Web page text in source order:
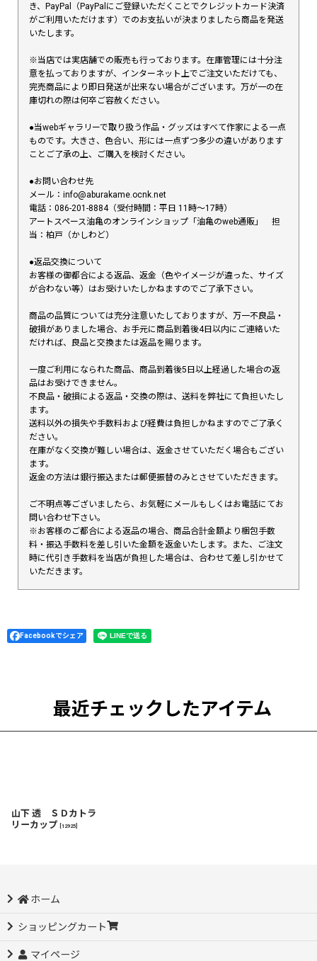
き、PayPal（PayPalにご登録いただくことでクレジットカード決済
がご利用いただけます）でのお支払いが決まりましたら商品を発送
いたします。
※当店では実店舗での販売も行っております。在庫管理には十分注
意を払っておりますが、インターネット上でご注文いただけても、
完売商品により即日発送が出来ない場合がございます。万が一の在
庫切れの際は何卒ご容赦ください。
●当webギャラリーで取り扱う作品・グッズはすべて作家による一点
ものです。大きさ、色合い、形には一点ずつ多少の違いがあります
ことご了承の上、ご購入を検討ください。
●お問い合わせ先
メール：info@aburakame.ocnk.net
電話：086-201-8884（受付時間：平日 11時〜17時）
アートスペース油亀のオンラインショップ「油亀のweb通販」 担
当：柏戸（かしわど）
●返品交換について
お客様の御都合による返品、返金（色やイメージが違った、サイズ
が合わない等）はお受けいたしかねますのでご了承下さい。
商品の品質については充分注意いたしておりますが、万一不良品・
破損がありました場合、お手元に商品到着後4日以内にご連絡いた
だければ、良品と交換または返品を賜ります。
一度ご利用になられた商品、商品到着後5日以上経過した場合の返
品はお受けできません。
不良品・破損による返品・交換の際は、送料を弊社にて負担いたし
ます。
送料以外の損失や手数料および経費は負担しかねますのでご了承く
ださい。
在庫がなく交換が難しい場合は、返金させていただく場合もござい
ます。
返金の方法は銀行振込または郵便振替のみとさせていただきます。
ご不明点等ございましたら、お気軽にメールもしくはお電話にてお
問い合わせ下さい。
※お客様のご都合による返品の場合、商品合計金額より梱包手数
料・振込手数料を差し引いた金額を返金いたします。また、ご注文
時に代引き手数料を当店が負担した場合は、合わせて差し引かせて
いただきます。
Facebookでシェア
最近チェックしたアイテム
山下 透 ＳＤカトラ
リーカップ
12925
ホーム
ショッピングカート
マイページ